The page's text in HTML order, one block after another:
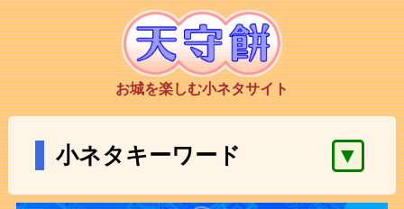
お城を楽しむ小ネタサイト
小ネタキーワード ▼